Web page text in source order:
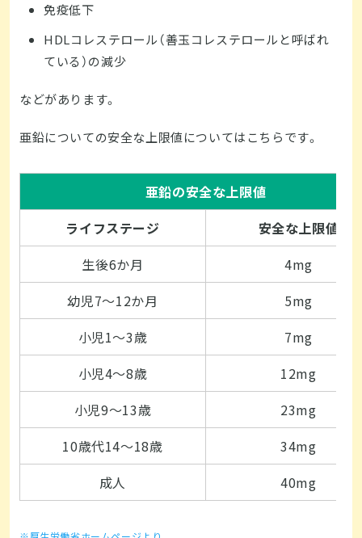
免疫低下
HDLコレステロール（善玉コレステロールと呼ばれ
ている）の減少
などがあります。
亜鉛についての安全な上限値についてはこちらです。
亜鉛の安全な上限値
ライフステージ
安全な上限値
生後6か月
4mg
幼児7～12か月
5mg
小児1～3歳
7mg
小児4～8歳
12mg
小児9～13歳
23mg
10歳代14～18歳
34mg
成人
40mg